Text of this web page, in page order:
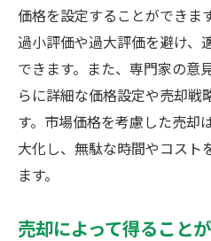
価格を設定することができま
過小評価や過大評価を避け、
できます。また、専門家の意
らに詳細な価格設定や売却戦
す。市場価格を考慮した売却
大化し、無駄な時間やコスト
ます。
売却によって得ること